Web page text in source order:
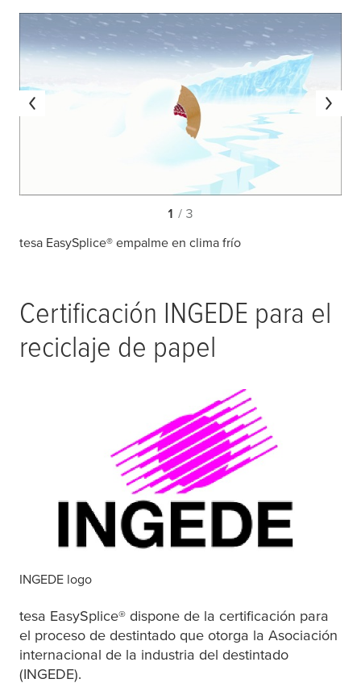
1 / 3
tesa EasySplice® empalme en clima frío
Certificación INGEDE para el
reciclaje de papel
INGEDE logo
tesa EasySplice® dispone de la certificación para
el proceso de destintado que otorga la Asociación
internacional de la industria del destintado
(INGEDE).